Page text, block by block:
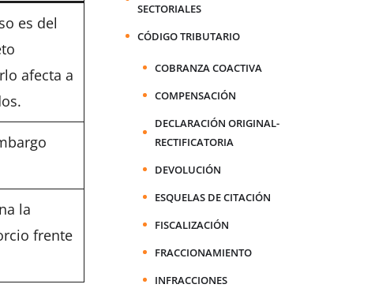
es del
afecta a
la
frente
SECTORIALES
CÓDIGO TRIBUTARIO
COBRANZA COACTIVA
COMPENSACIÓN
DECLARACIÓN ORIGINAL-
RECTIFICATORIA
DEVOLUCIÓN
ESQUELAS DE CITACIÓN
FISCALIZACIÓN
FRACCIONAMIENTO
INFRACCIONES